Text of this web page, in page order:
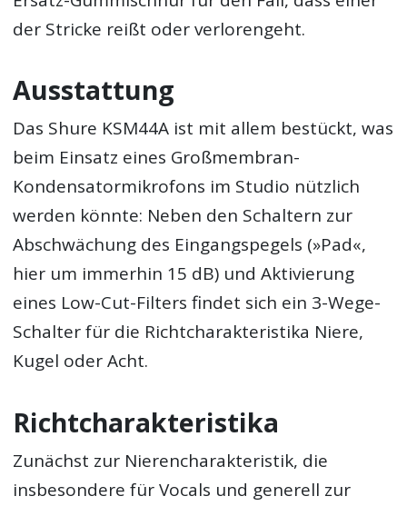
der Stricke reißt oder verlorengeht.
Ausstattung
Das Shure KSM44A ist mit allem bestückt, was
beim Einsatz eines Großmembran-
Kondensatormikrofons im Studio nützlich
werden könnte: Neben den Schaltern zur
Abschwächung des Eingangspegels (»Pad«,
hier um immerhin 15 dB) und Aktivierung
eines Low-Cut-Filters findet sich ein 3-Wege-
Schalter für die Richtcharakteristika Niere,
Kugel oder Acht.
Richtcharakteristika
Zunächst zur Nierencharakteristik, die
insbesondere für Vocals und generell zur